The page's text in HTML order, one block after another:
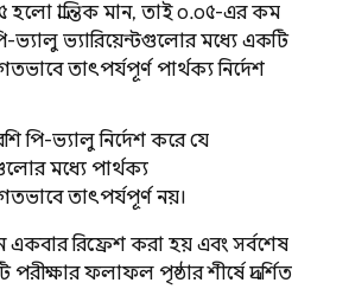
হলো প্রান্তিক মান, তাই ০.০৫-এর কম
ভ্যালু ভ্যারিয়েন্টগুলোর মধ্যে একটি
তাৎপর্যপূর্ণ পার্থক্য নির্দেশ
পি-ভ্যালু নির্দেশ করে যে
মধ্যে পার্থক্য
তাৎপর্যপূর্ণ নয়।
একবার রিফ্রেশ করা হয় এবং সর্বশেষ
ফলাফল পৃষ্ঠার শীর্ষে প্রদর্শিত